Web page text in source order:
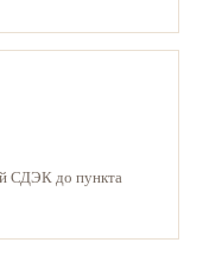
СДЭК до пункта